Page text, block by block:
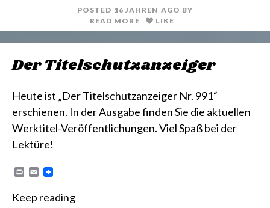
POSTED 16 JAHREN AGO BY
READ MORE
LIKE
Der Titelschutzanzeiger
Heute ist „Der Titelschutzanzeiger Nr. 991“
erschienen. In der Ausgabe finden Sie die aktuellen
Werktitel-Veröffentlichungen. Viel Spaß bei der
Lektüre!
P
n
E
i
Keep reading